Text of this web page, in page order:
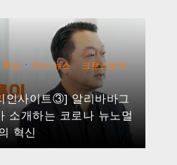
신 · 자사 뉴스· 크로스보더
인사이트③] 알리바바그
소개하는 코로나 뉴노멀
혁신